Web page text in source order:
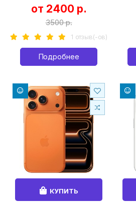
от 2400 р.
3500 р.
1 отзыв(-ов)
Подробнее
КУПИТЬ